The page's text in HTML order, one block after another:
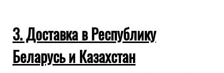
3. Доставка в Республику
Беларусь и Казахстан